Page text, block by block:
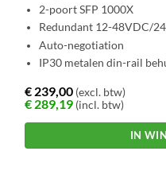
2-poort SFP 1000X
Redundant 12-48VDC/
Auto-negotiation
IP30 metalen din-rail
€ 239,00 (excl. btw)
€ 289,19 (incl. btw)
IN